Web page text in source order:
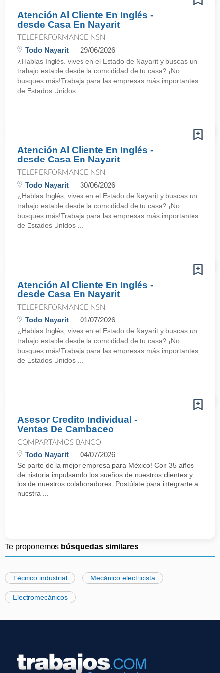
Atención Al Cliente En Inglés -
desde Casa En Nayarit
TELEPERFORMANCE NSN
Todo Nayarit 29/06/2026
¿Hablas Inglés, vives en el Estado de Nayarit y buscas un
trabajo estable desde la comodidad de tu casa? ¡No
busques más!Trabaja para las empresas más importantes
de Estados Unidos ...
Atención Al Cliente En Inglés -
desde Casa En Nayarit
TELEPERFORMANCE NSN
Todo Nayarit 30/06/2026
¿Hablas Inglés, vives en el Estado de Nayarit y buscas un
trabajo estable desde la comodidad de tu casa? ¡No
busques más!Trabaja para las empresas más importantes
de Estados Unidos ...
Atención Al Cliente En Inglés -
desde Casa En Nayarit
TELEPERFORMANCE NSN
Todo Nayarit 01/07/2026
¿Hablas Inglés, vives en el Estado de Nayarit y buscas un
trabajo estable desde la comodidad de tu casa? ¡No
busques más!Trabaja para las empresas más importantes
de Estados Unidos ...
Asesor Credito Individual -
Ventas De Cambaceo
COMPARTAMOS BANCO
Todo Nayarit 04/07/2026
Se parte de la mejor empresa para México! Con 35 años
de historia impulsando los sueños de nuestros clientes y
los de nuestros colaboradores. Postúlate para integrarte a
nuestra ...
Te proponemos búsquedas similares
Técnico industrial Mecánico electricista
Electromecánicos